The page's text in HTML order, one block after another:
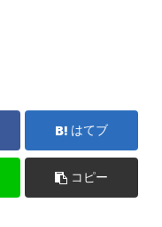
はてブ
コピー